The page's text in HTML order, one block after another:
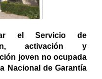
el Servicio de
activación y
joven no ocupada
Nacional de Garantía